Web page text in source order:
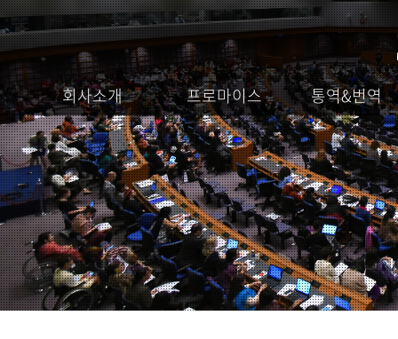
회사소개 프로마이스 통역&번역